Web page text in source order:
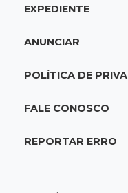
18:33Em 2022
adolescente
18:15 Nubank
Palmeiras e Inter
EXPEDIENTE
ANUNCIAR
POLÍTICA DE
FALE CONOSCO
REPORTAR ERRO